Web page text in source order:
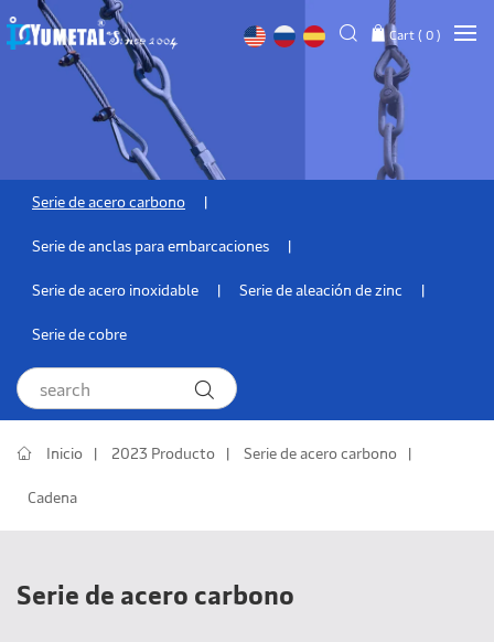
Cart ( 0)
Serie de acero carbono
Serie de anclas para embarcaciones
Serie de acero inoxidable Serie de aleación de zinc
Serie de cobre
Inicio 2023 Producto Serie de acero carbono
Cadena
Serie de acero carbono